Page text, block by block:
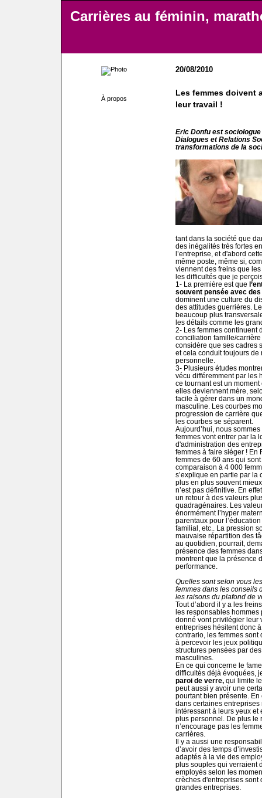
Carrières au féminin,
À propos
20/08/2010
Les femmes doivent
leur travail !
Eric Donfu est
Dialogues et Relations
transformations de la
tant dans la société que
des inégalités très fortes
l’entreprise, et d'abord
même poste, même si,
viennent des freins que
les difficultés que je
1- La première est que
souvent pensée avec
dominent une culture du
des attitudes guerrières.
beaucoup plus
les détails comme les
2- Les femmes continuent
conciliation famille/
considère que ses cadres
et cela conduit toujours de
personnelle.
3- Plusieurs études
vécu différemment par les
ce tournant est un
elles deviennent mère,
facile à gérer dans un
masculine. Les courbes
progression de carrière
les courbes se séparent.
Aujourd’hui, nous
femmes vont entrer par la
d'administration des
femmes à faire siéger ! En
femmes de 60 ans qui
comparaison à 4 000
s’explique en partie par la
plus en plus souvent
n’est pas définitive. En
un retour à des valeurs
quadragénaires. Les
énormément l’hyper
parentaux pour
familial, etc.. La pression
mauvaise répartition des
au quotidien, pourrait,
présence des femmes
montrent que la présence
performance.
Quelles sont selon vous
femmes dans les conseils
les raisons du plafond de
Tout d’abord il y a les
les responsables hommes
donné vont privilégier leur
entreprises hésitent donc
contrario, les femmes sont
à percevoir les jeux
structures pensées par
masculines.
En ce qui concerne le
difficultés déjà évoquées,
paroi de verre, qui limite
peut aussi y avoir une
pourtant bien présente. En
dans certaines entreprises
intéressant à leurs yeux
plus personnel. De plus le
n’encourage pas les
carrières.
Il y a aussi une
d’avoir des temps
adaptés à la vie des
plus souples qui verraient
employés selon les
crèches d'entreprises sont
grandes entreprises.